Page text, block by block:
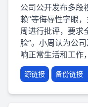
公司公开发布多段
赖”等侮辱性字眼
周进行批评，要求
脸”。小周认为公
响正常生活和工作
源链接 备份链接